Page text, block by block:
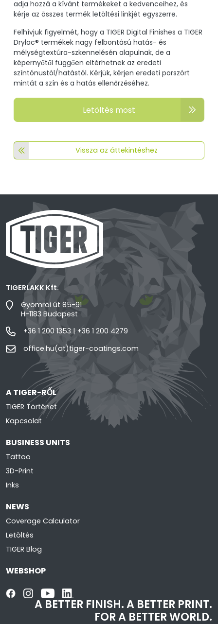
adja hozzá a kívánt termékeket a kedvenceihez, és
kérje az összes termék letöltési linkjét egyszerre.
Felhívjuk figyelmét, hogy a TIGER Digital Finishes a TIGER
Drylac® termékek nagy felbontású hatás- és
mélységtextúra-szkennelésén alapulnak, de a
képernyőtől függően eltérhetnek az eredeti
színtónustól/hatástól. Kérjük, kérjen eredeti porszórt
mintát a szín és a hatás ellenőrzéséhez.
Letöltés most
Vissza az áttekintéshez
TIGERLAKK Kft.
Gyömröi út 85-91
H-1183 Budapest
+36 1 200 1353 | +36 1 200 4279
office.hu(at)tiger-coatings.com
A TIGER-RŐL
TIGER Történet
Kapcsolat
BUSINESS UNITS
Tattoo
3D-Print
Inks
NEWS
Coverage Calculator
Letöltés
TIGER Blog
WEBSHOP
A BETTER FINISH.A BETTER PRINT.
FOR A BETTER WORLD.